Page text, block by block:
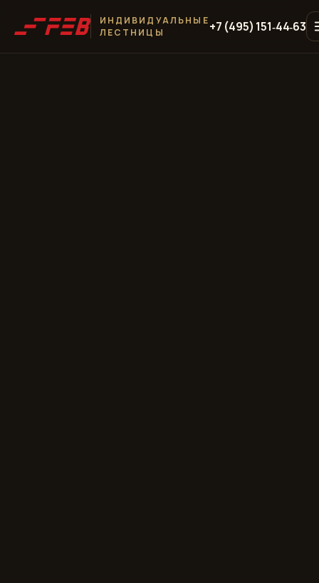
ИНДИВИДУАЛЬНЫЕ
ЛЕСТНИЦЫ
+7 (495) 151‑44‑63